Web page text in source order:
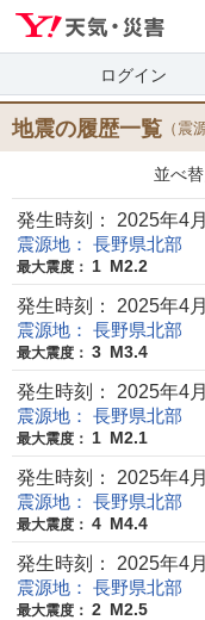
ログイン
地震の履歴一覧 （震
並べ替
発生時刻： 2025年4
震源地： 長野県北部
最大震度： 1 M2.2
発生時刻： 2025年4
震源地： 長野県北部
最大震度： 3 M3.4
発生時刻： 2025年4
震源地： 長野県北部
最大震度： 1 M2.1
発生時刻： 2025年4
震源地： 長野県北部
最大震度： 4 M4.4
発生時刻： 2025年4
震源地： 長野県北部
最大震度： 2 M2.5